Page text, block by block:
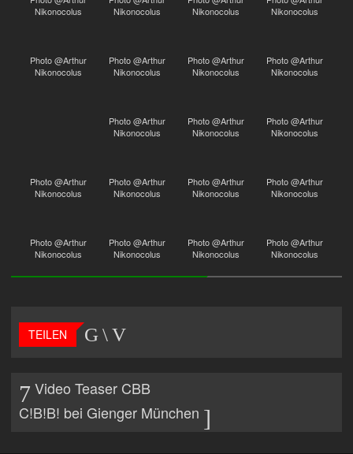
Nikonocolus
Nikonocolus
Nikonocolus
Nikonocolus
Photo @Arthur
Nikonocolus
Photo @Arthur
Nikonocolus
Photo @Arthur
Nikonocolus
Photo @Arthur
Nikonocolus
Photo @Arthur
Nikonocolus
Photo @Arthur
Nikonocolus
Photo @Arthur
Nikonocolus
Photo @Arthur
Nikonocolus
Photo @Arthur
Nikonocolus
Photo @Arthur
Nikonocolus
Photo @Arthur
Nikonocolus
Photo @Arthur
Nikonocolus
Photo @Arthur
Nikonocolus
Photo @Arthur
Nikonocolus
Photo @Arthur
Nikonocolus
TEILEN
Video Teaser CBB
C!B!B! bei Gienger München